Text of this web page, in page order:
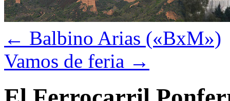
← Balbino Arias («BxM»)
Vamos de feria →